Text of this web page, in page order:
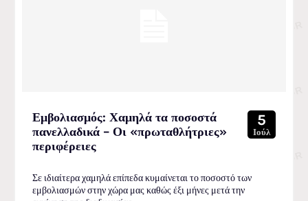
Εμβολιασμός: Χαμηλά τα ποσοστά
πανελλαδικά – Οι «πρωταθλήτριες»
περιφέρειες
5
Ιούλ
Σε ιδιαίτερα χαμηλά επίπεδα κυμαίνεται το ποσοστό των
εμβολιασμών στην χώρα μας καθώς έξι μήνες μετά την